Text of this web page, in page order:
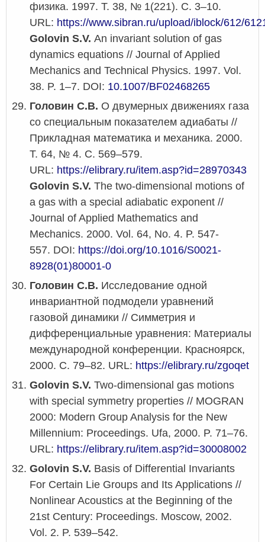
физика. 1997. Т. 38, № 1(221). С. 3–10.
URL: https://www.sibran.ru/upload/iblock/612/
Golovin S.V. An invariant solution of gas
dynamics equations // Journal of Applied
Mechanics and Technical Physics. 1997. Vol.
38. P. 1–7. DOI: 10.1007/BF02468265
Головин С.В. О двумерных движениях газа
со специальным показателем адиабаты //
Прикладная математика и механика. 2000.
Т. 64, № 4. С. 569–579.
URL: https://elibrary.ru/item.asp?id=28970343
Golovin S.V. The two-dimensional motions of
a gas with a special adiabatic exponent //
Journal of Applied Mathematics and
Mechanics. 2000. Vol. 64, No. 4. P. 547-
557. DOI: https://doi.org/10.1016/S0021-
8928(01)80001-0
Головин С.В. Исследование одной
инвариантной подмодели уравнений
газовой динамики // Симметрия и
дифференциальные уравнения: Материалы
международной конференции. Красноярск,
2000. С. 79–82. URL: https://elibrary.ru/zgoqet
Golovin S.V. Two-dimensional gas motions
with special symmetry properties // MOGRAN
2000: Modern Group Analysis for the New
Millennium: Proceedings. Ufa, 2000. P. 71–76.
URL: https://elibrary.ru/item.asp?id=30008002
Golovin S.V. Basis of Differential Invariants
For Certain Lie Groups and Its Applications //
Nonlinear Acoustics at the Beginning of the
21st Century: Proceedings. Moscow, 2002.
Vol. 2. P. 539–542.